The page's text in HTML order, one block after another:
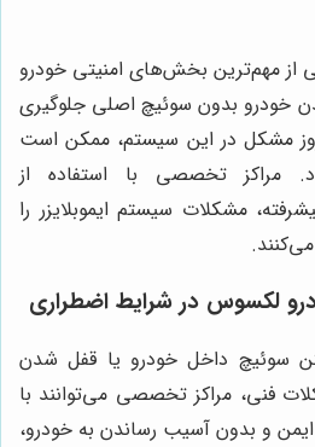
از مهم‌ترین بخش‌های امنیتی خودرو
خودرو بدون سوئیچ اصلی جلوگیری
مشکل در این سیستم، ممکن است
مراکز تخصصی با استفاده از
مشکلات سیستم ایموبلایزر را
لکسوس در شرایط اضطراری
سوئیچ داخل خودرو یا قفل شدن
فنی، مراکز تخصصی می‌توانند با
و بدون آسیب رساندن به خودرو،